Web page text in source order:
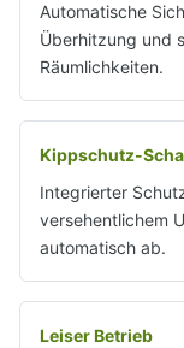
Automatische
Überhitzung und
Räumlichkeiten.
Kippschutz-
Integrierter
versehentlichem
automatisch ab.
Leiser Betrieb